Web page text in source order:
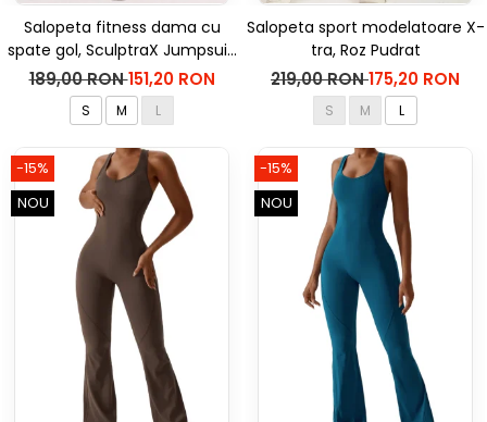
Salopeta fitness dama cu
spate gol, SculptraX Jumpsuit,
Gri
189,00 RON151,20 RON
S M L
Salopeta sport modelatoare X-
tra, Roz Pudrat
219,00 RON175,20 RON
S M L
-15%
NOU
-15%
NOU